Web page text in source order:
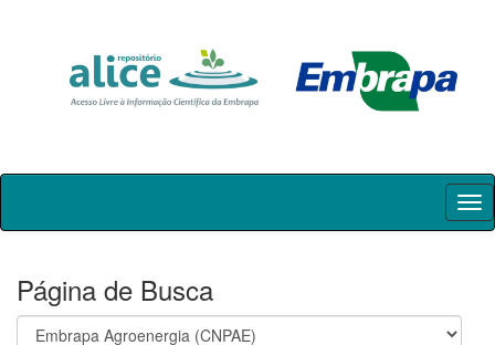
Skip
Página de Busca